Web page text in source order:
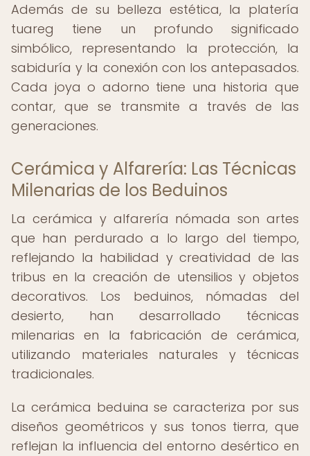
Además de su belleza estética, la platería
tuareg tiene un profundo significado
simbólico, representando la protección, la
sabiduría y la conexión con los antepasados.
Cada joya o adorno tiene una historia que
contar, que se transmite a través de las
generaciones.
Cerámica y Alfarería: Las Técnicas
Milenarias de los Beduinos
La cerámica y alfarería nómada son artes
que han perdurado a lo largo del tiempo,
reflejando la habilidad y creatividad de las
tribus en la creación de utensilios y objetos
decorativos. Los beduinos, nómadas del
desierto, han desarrollado técnicas
milenarias en la fabricación de cerámica,
utilizando materiales naturales y técnicas
tradicionales.
La cerámica beduina se caracteriza por sus
diseños geométricos y sus tonos tierra, que
reflejan la influencia del entorno desértico en